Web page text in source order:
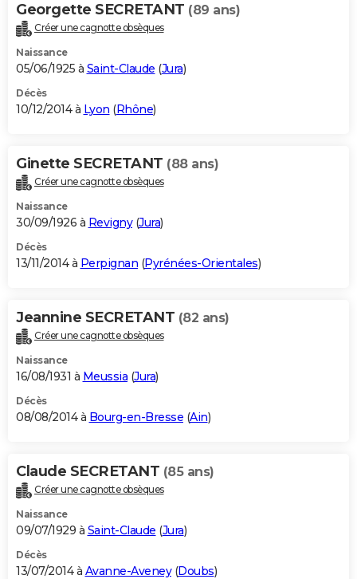
Georgette SECRETANT (89 ans)
Créer une cagnotte obsèques
Naissance
05/06/1925 à Saint-Claude (Jura)
Décès
10/12/2014 à Lyon (Rhône)
Ginette SECRETANT (88 ans)
Créer une cagnotte obsèques
Naissance
30/09/1926 à Revigny(Jura)
Décès
13/11/2014 à Perpignan (Pyrénées-Orientales)
Jeannine SECRETANT (82 ans)
Créer une cagnotte obsèques
Naissance
16/08/1931 à Meussia (Jura)
Décès
08/08/2014 à Bourg-en-Bresse (Ain)
Claude SECRETANT (85 ans)
Créer une cagnotte obsèques
Naissance
09/07/1929 à Saint-Claude (Jura)
Décès
13/07/2014 à Avanne-Aveney(Doubs)